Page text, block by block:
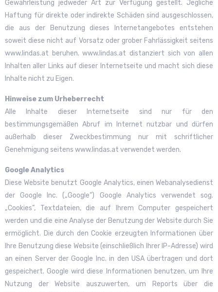
Gewährleistung jedweder Art zur Verfügung gestellt. Jegliche
Haftung für direkte oder indirekte Schäden sind ausgeschlossen,
die aus der Benutzung dieses Internetangebotes entstehen
soweit diese nicht auf Vorsatz oder grober Fahrlässigkeit seitens
www.lindas.at beruhen. www.lindas.at distanziert sich von allen
Inhalten aller Links auf dieser Internetseite und macht sich diese
Inhalte nicht zu Eigen.
Hinweise zum Urheberrecht
Alle Inhalte dieser Internetseite sind nur für den
bestimmungsgemäßen Abruf im Internet nutzbar und dürfen
außerhalb dieser Zweckbestimmung nur mit schriftlicher
Genehmigung seitens www.lindas.at verwendet werden.
Google Analytics
Diese Website benutzt Google Analytics, einen Webanalysedienst
der Google Inc. („Google”) Google Analytics verwendet sog.
„Cookies”, Textdateien, die auf Ihrem Computer gespeichert
werden und die eine Analyse der Benutzung der Website durch Sie
ermöglicht. Die durch den Cookie erzeugten Informationen über
Ihre Benutzung diese Website (einschließlich Ihrer IP-Adresse) wird
an einen Server der Google Inc. in den USA übertragen und dort
gespeichert. Google wird diese Informationen benutzen, um Ihre
Nutzung der Website auszuwerten, um Reports über die